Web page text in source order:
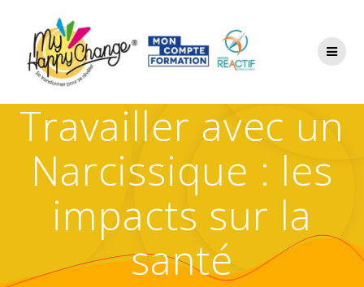
Travailler avec un
Narcissique : les
impacts sur la
santé